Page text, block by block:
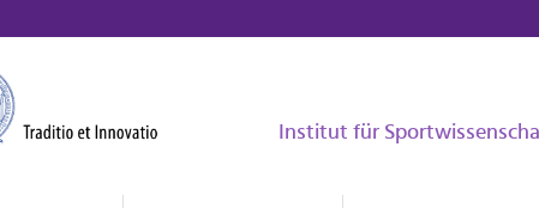
Institut für